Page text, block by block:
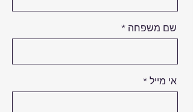
שם משפחה
אי מייל